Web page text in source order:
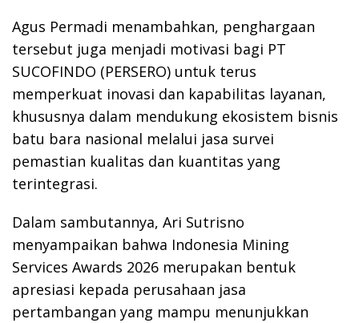
Agus Permadi menambahkan, penghargaan
tersebut juga menjadi motivasi bagi PT
SUCOFINDO (PERSERO) untuk terus
memperkuat inovasi dan kapabilitas layanan,
khususnya dalam mendukung ekosistem bisnis
batu bara nasional melalui jasa survei
pemastian kualitas dan kuantitas yang
terintegrasi.
Dalam sambutannya, Ari Sutrisno
menyampaikan bahwa Indonesia Mining
Services Awards 2026 merupakan bentuk
apresiasi kepada perusahaan jasa
pertambangan yang mampu menunjukkan